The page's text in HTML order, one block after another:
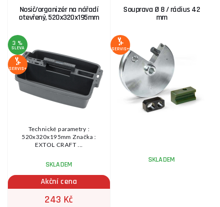
Nosič/organizér na nářadí
otevřený, 520x320x195mm
3 %
SLEVA
SERVIS+
Technické parametry :
520x320x195mm Značka :
EXTOL CRAFT ...
SKLADEM
Akční cena
243 Kč
Souprava Ø 8 / rádius 42
mm
SERVIS+
SKLADEM